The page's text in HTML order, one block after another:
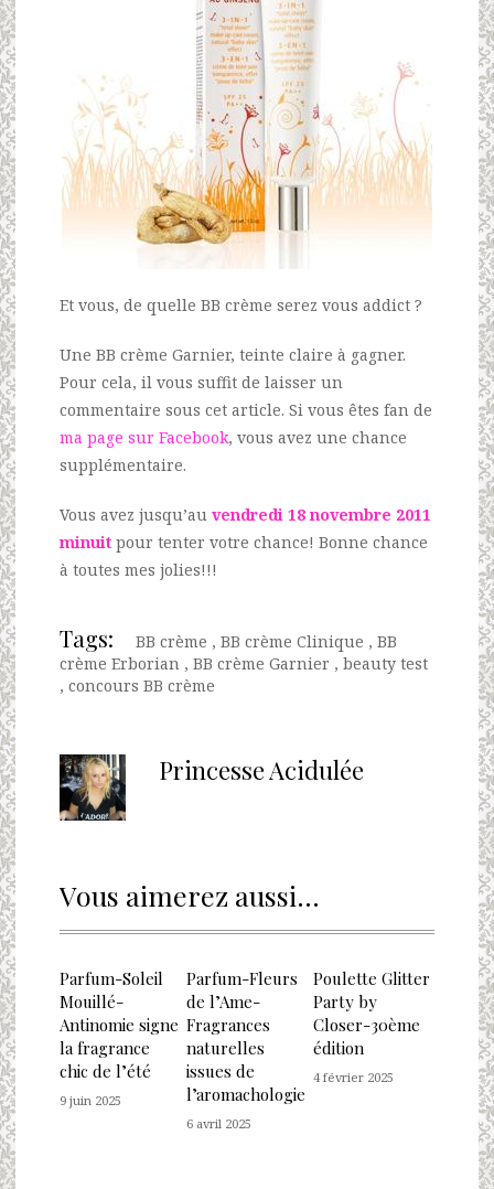
Et vous, de quelle BB crème serez vous addict ?
Une BB crème Garnier, teinte claire à gagner.
Pour cela, il vous suffit de laisser un
commentaire sous cet article. Si vous êtes fan de
ma page sur Facebook, vous avez une chance
supplémentaire.
Vous avez jusqu’au vendredi 18 novembre 2011
minuit pour tenter votre chance! Bonne chance
à toutes mes jolies!!!
Tags: BB crème , BB crème Clinique , BB
crème Erborian , BB crème Garnier , beauty test
, concours BB crème
Princesse Acidulée
Vous aimerez aussi...
Parfum-Soleil
Mouillé-
Antinomie signe
la fragrance
chic de l’été
9 juin 2025
Parfum-Fleurs
de l’Ame-
Fragrances
naturelles
issues de
l’aromachologie
6 avril 2025
Poulette Glitter
Party by
Closer-30ème
édition
4 février 2025